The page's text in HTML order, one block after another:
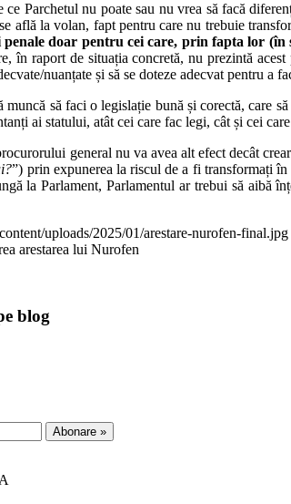
ce Parchetul nu poate sau nu vrea să facă
află la volan, fapt pentru care nu trebuie
penale doar pentru cei care, prin fapta lor
în raport de situația concretă, nu prezintă
nuanțate și să se doteze adecvat pentru
muncă să faci o legislație bună și corectă, care
ai statului, atât cei care fac legi, cât și cei
general nu va avea alt efect decât
”) prin expunerea la riscul de a fi transformați
la Parlament, Parlamentul ar trebui să aibă
uploads/2025/01/arestare-nurofen-final.jpg
arestarea lui Nurofen
blog